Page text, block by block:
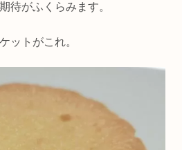
待がふくらみます。
ットがこれ。